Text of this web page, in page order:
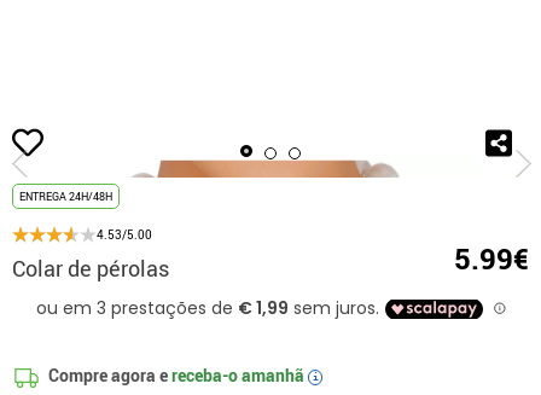
início
ENTREGA 24H/48H
4.53/5.00
Colar de pérolas 5.99€
Compre agora ereceba-o amanhã i